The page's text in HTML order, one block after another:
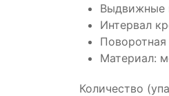
Выдвижные
Интервал
Материал:
Количество